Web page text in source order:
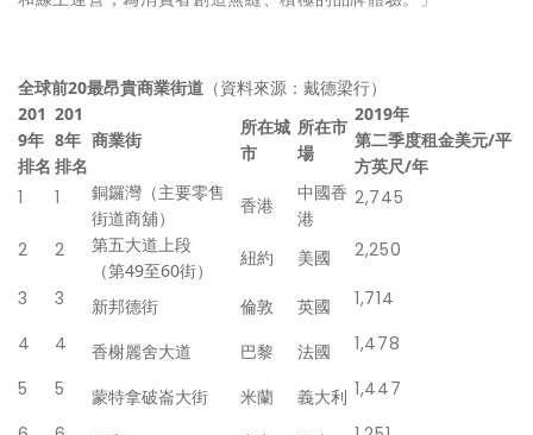
全球前20最昂貴商業街道 （資料來源：戴德梁行）
201
9年
排名
201
8年
排名
商業街
所在城
市
所在市
場
2019年
第二季度租金美元/平
方英尺/年
1 1
銅鑼灣（主要零售
街道商舖）
香港
中國香
港
2,745
2 2
第五大道上段
（第49至60街）
紐約 美國 2,250
3 3 新邦德街 倫敦 英國
1,714
4
4 香榭麗舍大道 巴黎 法國
1,478
5
5 蒙特拿破崙大街 米蘭 義大利 1,447